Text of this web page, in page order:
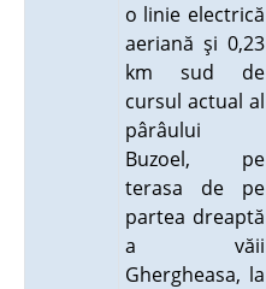
o linie electrică
aeriană şi 0,23
km sud de
cursul actual al
pârâului
Buzoel, pe
terasa de pe
partea dreaptă
a văii
Ghergheasa, la